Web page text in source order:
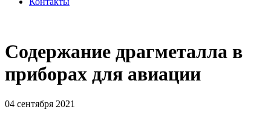
Содержание драгметалла в
приборах для авиации
04 сентября 2021